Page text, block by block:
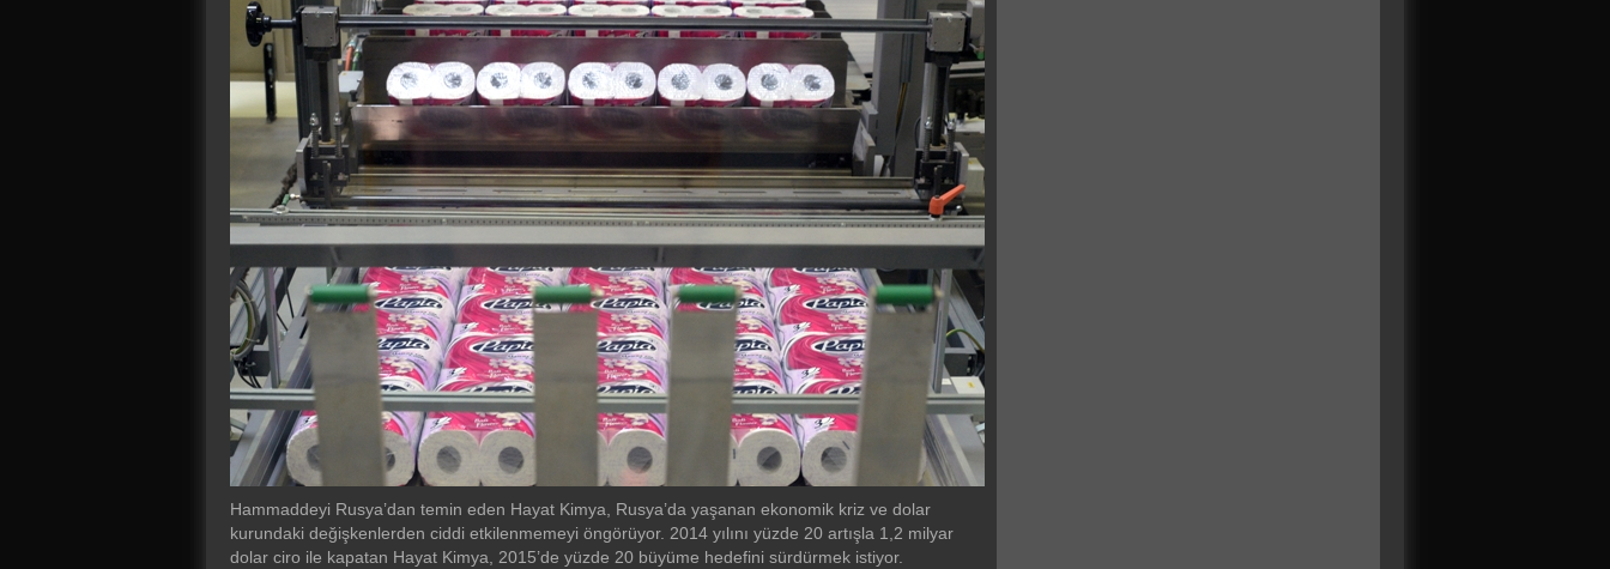
Hammaddeyi Rusya’dan temin eden Hayat Kimya, Rusya’da yaşanan ekonomik kriz ve dolar
kurundaki değişkenlerden ciddi etkilenmemeyi öngörüyor. 2014 yılını yüzde 20 artışla 1,2 milyar
dolar ciro ile kapatan Hayat Kimya, 2015’de yüzde 20 büyüme hedefini sürdürmek istiyor.